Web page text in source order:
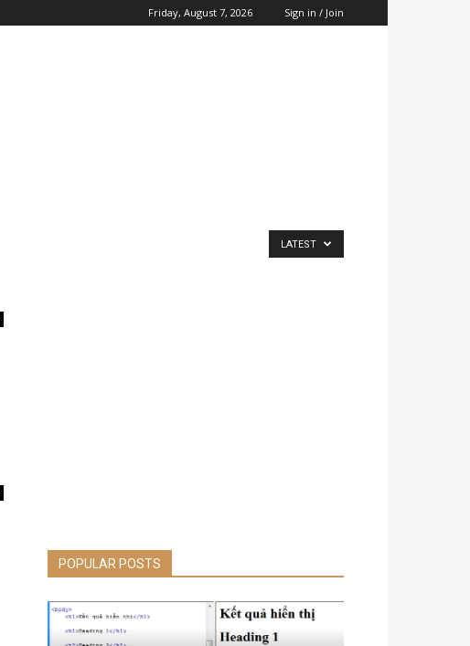
Friday, August 7, 2026 Sign in / Join
LATEST
POPULAR POSTS